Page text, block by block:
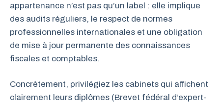
appartenance n’est pas qu’un label : elle implique
des audits réguliers, le respect de normes
professionnelles internationales et une obligation
de mise à jour permanente des connaissances
fiscales et comptables.
Concrètement, privilégiez les cabinets qui affichent
clairement leurs diplômes (Brevet fédéral d’expert-